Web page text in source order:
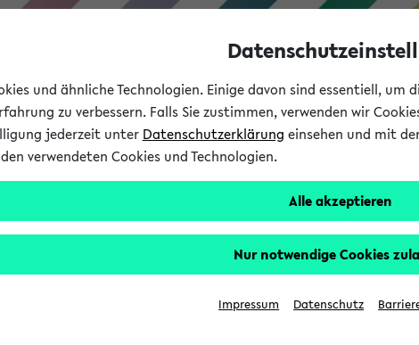
Studium
& Kontakt
und ähnliche Technologien. Einige davon sind essentiell,
zu verbessern. Falls Sie zustimmen, verwenden wir
jederzeit unter Datenschutzerklärung einsehen und mit
verwendeten Cookies und Technologien.
Alle akzeptieren
Nur notwendige Cookies
Impressum Datenschutz